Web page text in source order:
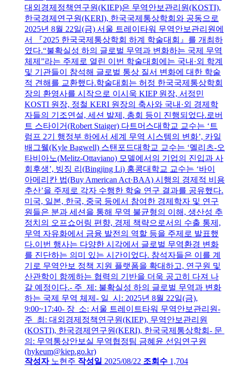
대외경제정책연구원(KIEP)은 무역안보관리원(KOSTI),
한국경제연구원(KERI), 한국국제통상학회와 공동으로
2025년 8월 22일(금) 서울 트레이타워 무역안보관리원에
서 『2025 한국국제통상학회 하계 학술대회』를 개최하
였다.“불확실성 하의 글로벌 무역과 변화하는 국제 무역
체제”라는 주제로 열린 이번 학술대회에는 국내·외 학계
및 기관들이 참석해 글로벌 통상 질서 변화에 대한 학술
적 견해를 교환했다.학술대회는 허정 한국국제통상학회
장의 환영사를 시작으로 이시욱 KIEP 원장, 서정민
KOSTI 원장, 정철 KERI 원장의 축사와 국내·외 경제학
자들의 기조연설, 세션 발제, 총회 등이 진행되었다.로버
트 스타이거(Robert Staiger) 다트머스대학교 교수는 ‘트
럼프 2기 행정부 하에서 세계 무역 시스템의 변화’, 카일
배그웰(Kyle Bagwell) 스탠포드대학교 교수는 ‘멜리츠-오
타비아노(Melitz-Ottaviano) 모델에서의 기업의 진입과 사
회후생’, 빙징 리(Bingjing Li) 홍콩대학교 교수는 ‘바이
아메리칸 법(Buy American Act·BAA) 시행의 경제적 비용
추산’을 주제로 각자 수행한 학술 연구 결과를 공유했다.
미국, 일본, 한국, 중국 등에서 참여한 경제학자 및 연구
원들은 분과 세션을 통해 무역 불균형의 이해, 생산성 추
정치의 오프쇼어링 편향, 경제 책략으로서의 수출 통제,
무역 자유화에서 금융 발전의 역할 등을 주제로 발표했
다.이번 행사는 다양한 시각에서 글로벌 무역환경 변화
를 진단하는 의미 있는 시간이었다. 참석자들은 이를 계
기로 무역안보 정책 지원 플랫폼을 확대하고, 연구원 및
산관학이 함께하는 협력의 기반을 더욱 공고히 다져 나
갈 예정이다.- 주 제: 불확실성 하의 글로벌 무역과 변화
하는 국제 무역 체제- 일 시: 2025년 8월 22일(금),
9:00~17:40- 장 소: 서울 트레이트타워 무역안보관리원-
주 최: 대외경제정책연구원(KIEP), 무역안보관리원
(KOSTI), 한국경제연구원(KERI), 한국국제통상학회- 문
의: 무역통상안보실 무역협정팀 금혜윤 선임연구원
(hykeum@kiep.go.kr)
작성자노현주 작성일 2025/08/22 조회수 1,704